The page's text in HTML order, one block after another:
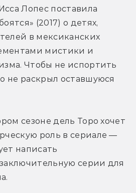
Лопес поставила
(2017) о детях,
в мексиканских
мистики и
Чтобы не испортить
не раскрыл оставшуюся
сезоне дель Торо хочет
роль в сериале —
написать
серии для